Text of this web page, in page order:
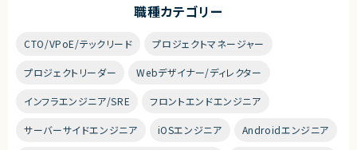
職種カテゴリー
CTO/VPoE/テックリード プロジェクトマネージャー
プロジェクトリーダー Webデザイナー/ディレクター
インフラエンジニア/SRE フロントエンドエンジニア
サーバーサイドエンジニア iOSエンジニア Androidエンジニア